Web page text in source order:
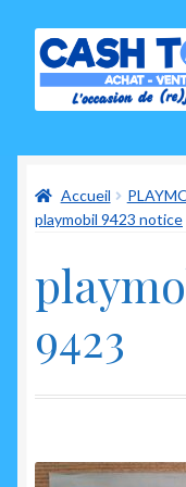
Aller
à
Aller
au
contenu
Carte Cadeau
Mes commandes
Mon compte
Accueil
playmobil 9423 notice
9423